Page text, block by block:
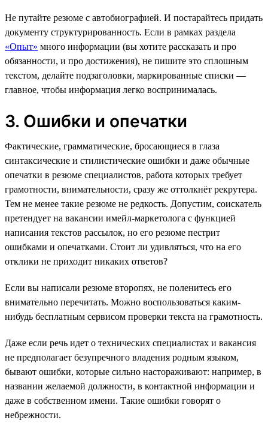
Не путайте резюме с автобиографией. И постарайтесь придать
документу структурированность. Если в рамках раздела
«Опыт» много информации (вы хотите рассказать и про
обязанности, и про достижения), не пишите это сплошным
текстом, делайте подзаголовки, маркированные списки —
главное, чтобы информация легко воспринималась.
3. Ошибки и опечатки
Фактические, грамматические, бросающиеся в глаза
синтаксические и стилистические ошибки и даже обычные
опечатки в резюме специалистов, работа которых требует
грамотности, внимательности, сразу же оттолкнёт рекрутера.
Тем не менее такие резюме не редкость. Допустим, соискатель
претендует на вакансии имейл-маркетолога с функцией
написания текстов рассылок, но его резюме пестрит
ошибками и опечатками. Стоит ли удивляться, что на его
отклики не приходит никаких ответов?
Если вы написали резюме второпях, не поленитесь его
внимательно перечитать. Можно воспользоваться каким-
нибудь бесплатным сервисом проверки текста на грамотность.
Даже если речь идет о технических специалистах и вакансия
не предполагает безупречного владения родным языком,
бывают ошибки, которые сильно настораживают: например, в
названии желаемой должности, в контактной информации и
даже в собственном имени. Такие ошибки говорят о
небрежности.